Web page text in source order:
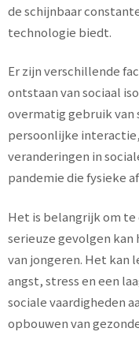
de schijnbaar
technologie biedt.
Er zijn verschillende
ontstaan van sociaal
overmatig gebruik van
persoonlijke
veranderingen in
pandemie die fysieke
Het is belangrijk om
serieuze gevolgen
van jongeren. Het kan
angst, stress en een
sociale vaardigheden
opbouwen van